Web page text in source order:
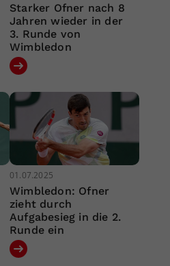
Starker Ofner nach 8
Jahren wieder in der
3. Runde von
Wimbledon
01.07.2025
Wimbledon: Ofner
zieht durch
Aufgabesieg in die 2.
Runde ein